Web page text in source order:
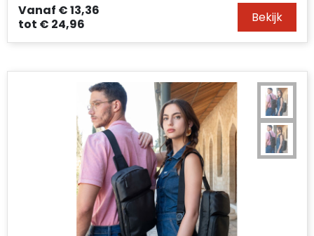
Vanaf € 13,36
tot € 24,96 Bekijk